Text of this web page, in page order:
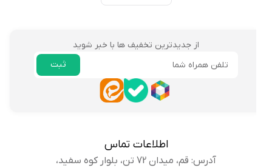
از جدیدترین تخفیف ها با خبر شوید
اطلاعات تماس
آدرس: قم، میدان 72 تن، بلوار کوه سفید،